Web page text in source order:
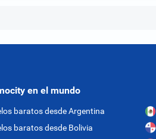
en el mundo
baratos desde Argentina
baratos desde Bolivia